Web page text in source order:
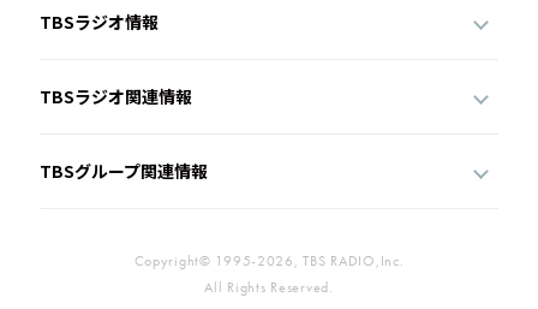
TBSラジオ情報
TBSラジオ関連情報
TBSグループ関連情報
Copyright© 1995-2026, TBS RADIO,Inc.
All Rights Reserved.